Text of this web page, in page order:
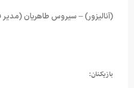
(آنالیزور) – سیروس طاهریان
بازیکنان: